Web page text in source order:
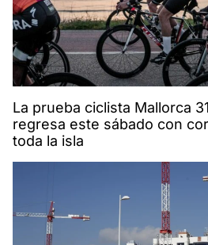
La prueba ciclista Mallorca
regresa este sábado con
toda la isla